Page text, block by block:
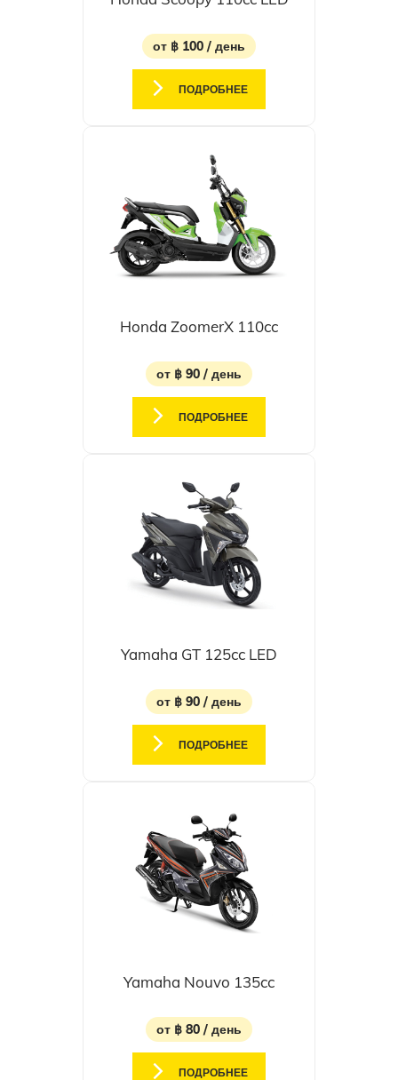
от ฿ 100 / день
ПОДРОБНЕЕ
Honda ZoomerX 110cc
от ฿ 90 / день
ПОДРОБНЕЕ
Yamaha GT 125cc LED
от ฿ 90 / день
ПОДРОБНЕЕ
Yamaha Nouvo 135cc
от ฿ 80 / день
ПОДРОБНЕЕ